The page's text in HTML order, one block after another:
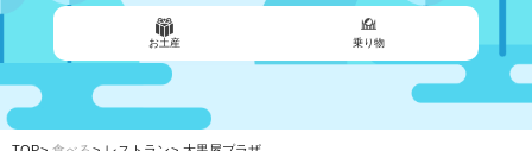
お土産 乗り物